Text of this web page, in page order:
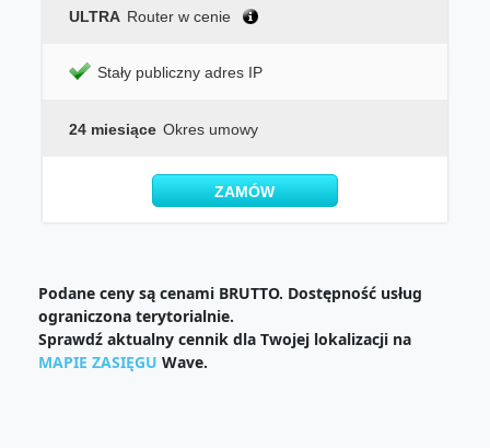
ULTRA Router w cenie
Stały publiczny adres IP
24 miesiące Okres umowy
ZAMÓW
Podane ceny są cenami BRUTTO. Dostępność usług
ograniczona terytorialnie.
Sprawdź aktualny cennik dla Twojej lokalizacji na
MAPIE ZASIĘGU Wave.